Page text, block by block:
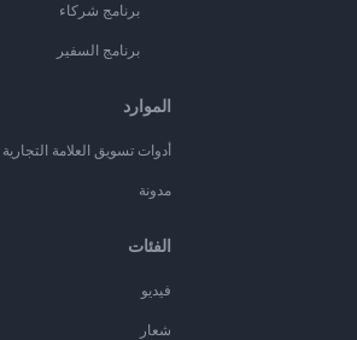
برنامج شركاء
برنامج السفير
الموارد
أدوات تسويق العلامة التجارية
مدونة
الفئات
فيديو
شعار